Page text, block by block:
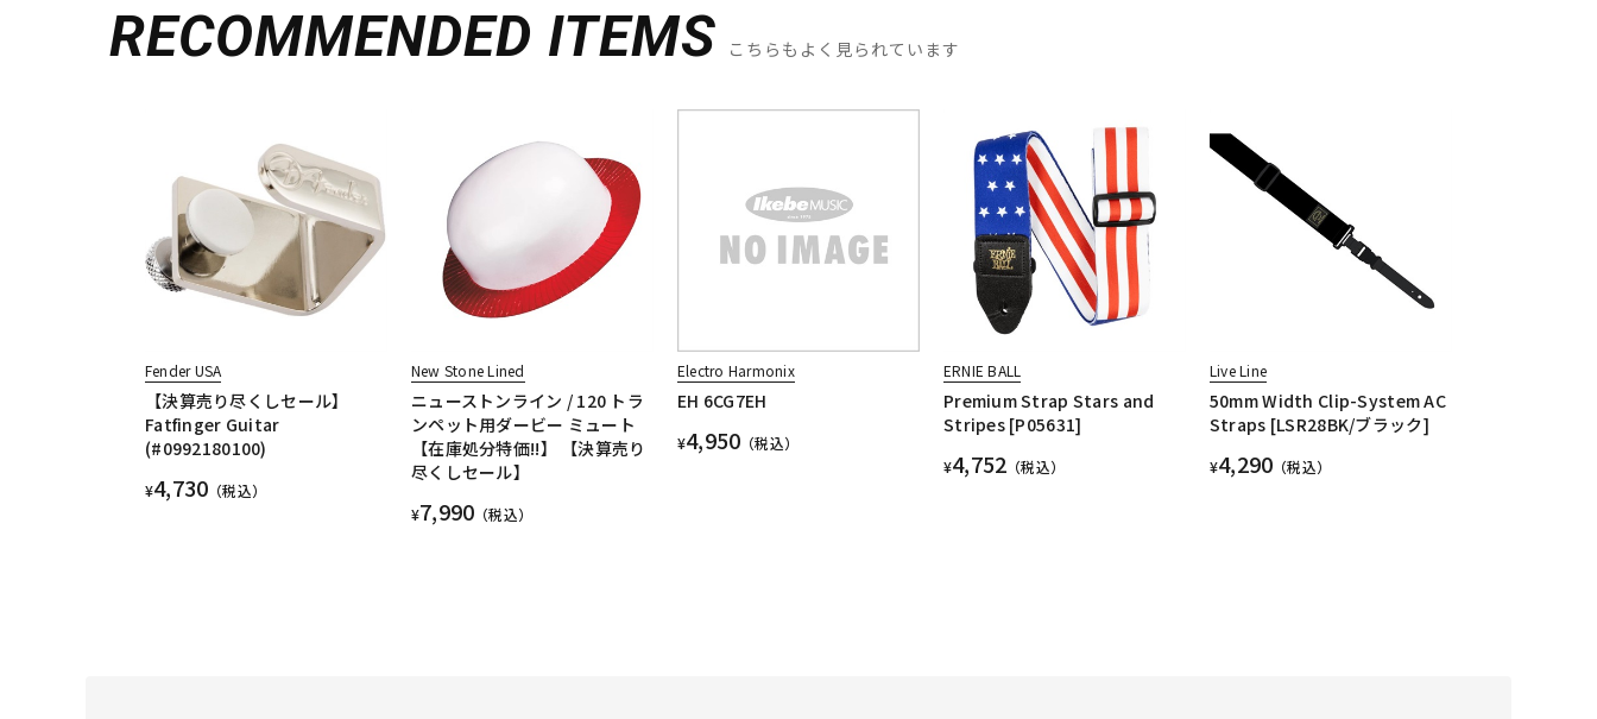
RECOMMENDED ITEMS こちらもよく見られています
Fender USA
【決算売り尽くしセール】
Fatfinger Guitar
(#0992180100)
¥4,730 （税込）
New Stone Lined
ニューストンライン / 120 トラ
ンペット用ダービー ミュート
【在庫処分特価!!】 【決算売り
尽くしセール】
¥7,990 （税込）
Electro Harmonix
EH 6CG7EH
¥4,950 （税込）
ERNIE BALL
Premium Strap Stars and
Stripes [P05631]
¥4,752 （税込）
Live Line
50mm Width Clip-System AC
Straps [LSR28BK/ブラック]
¥4,290 （税込）